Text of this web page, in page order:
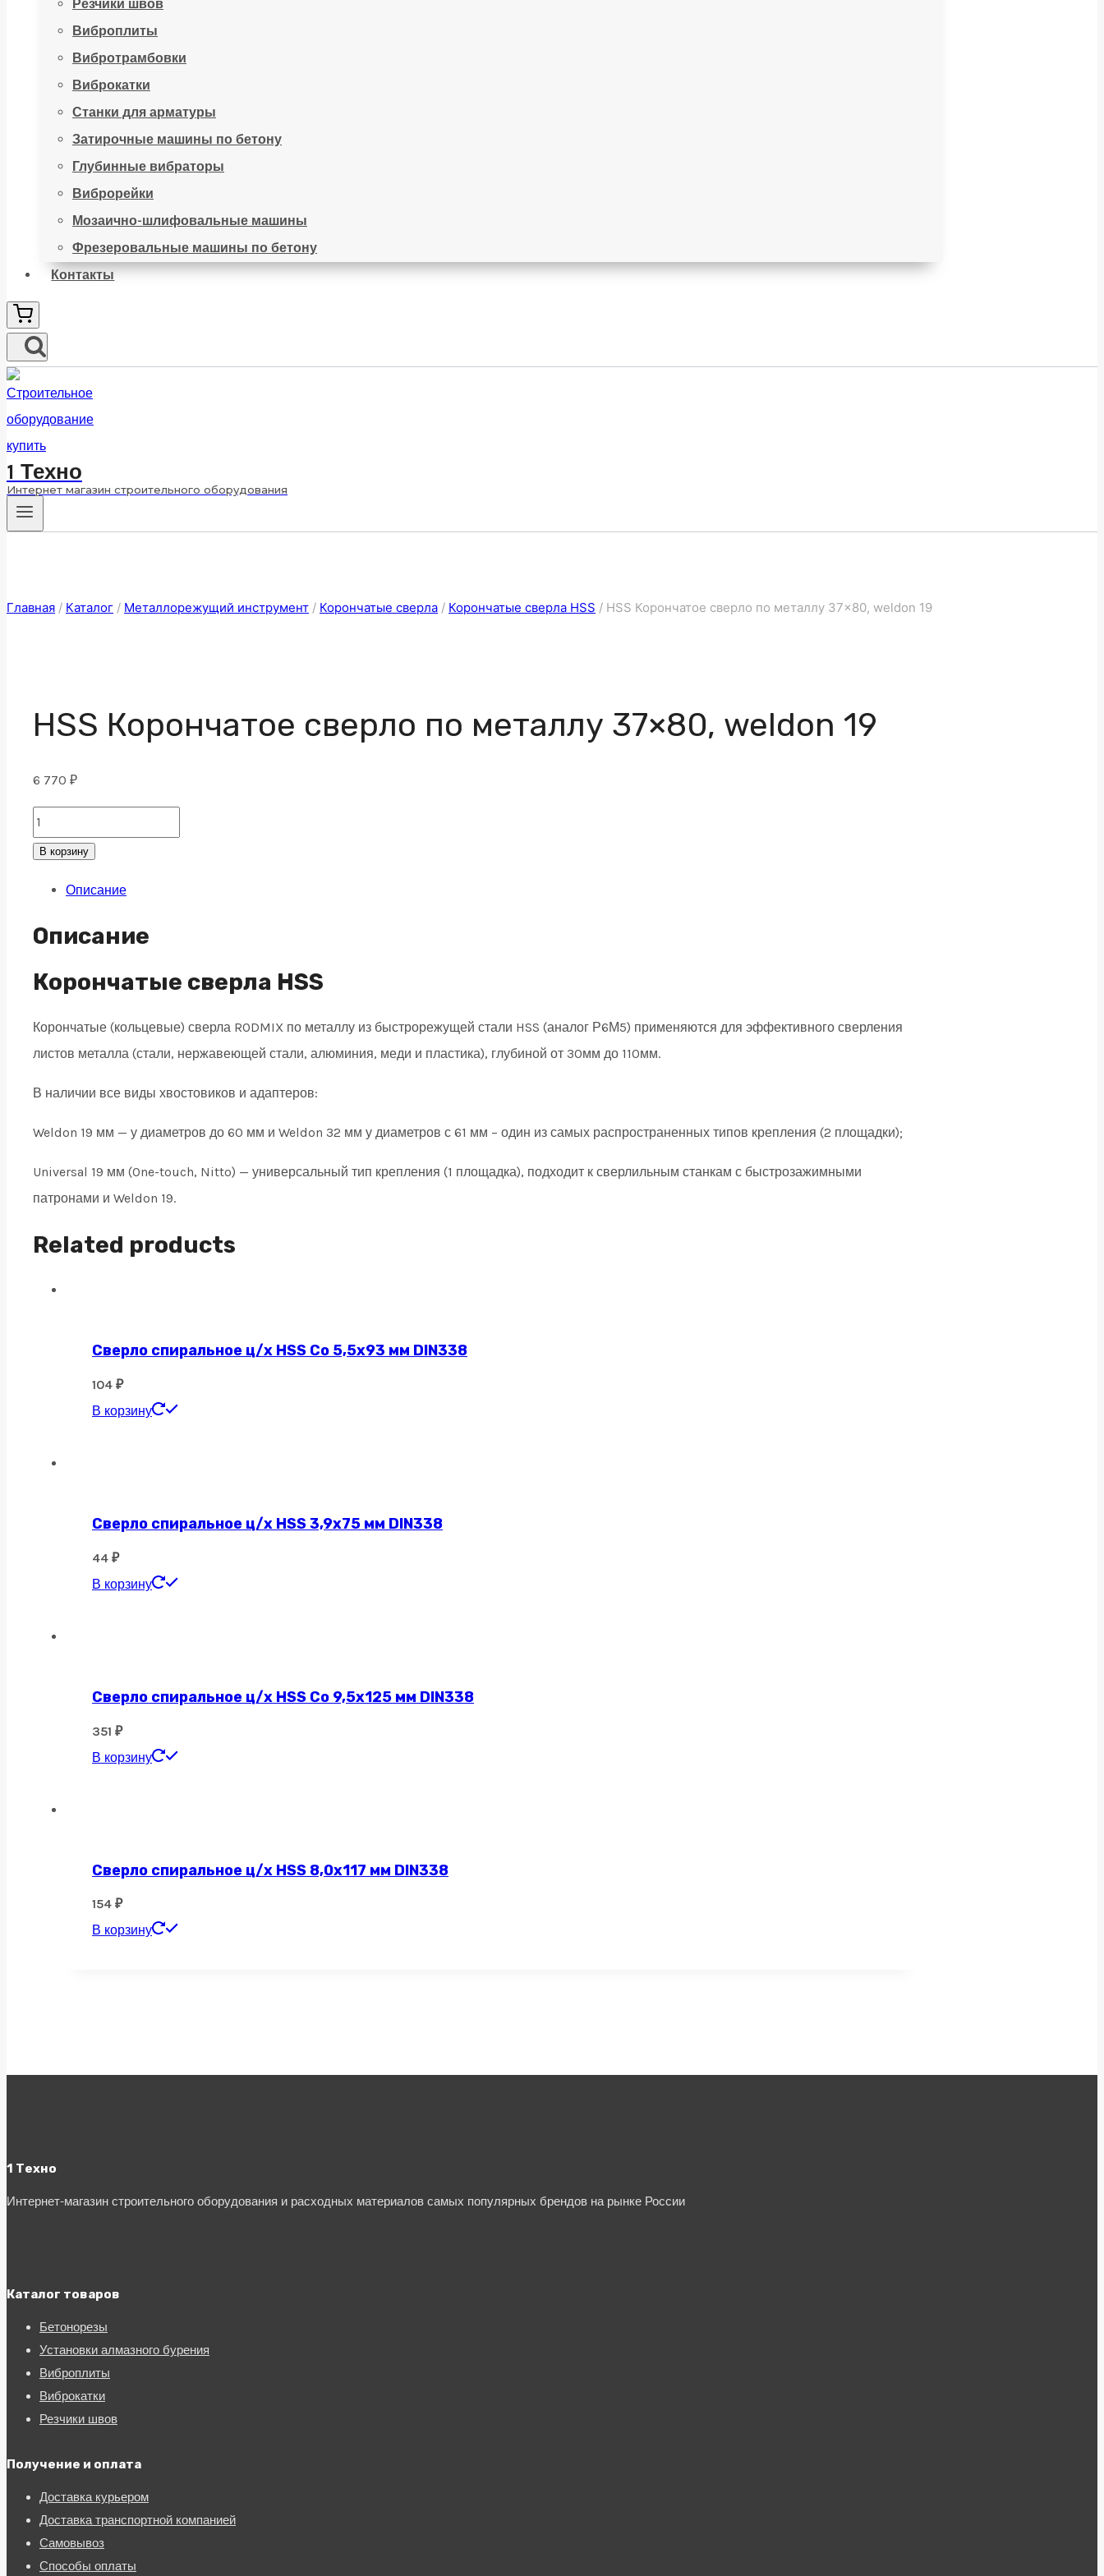
Резчики швов
Виброплиты
Вибротрамбовки
Виброкатки
Станки для арматуры
Затирочные машины по бетону
Глубинные вибраторы
Виброрейки
Мозаично-шлифовальные машины
Фрезеровальные машины по бетону
Контакты
1 Техно
Интернет магазин строительного оборудования
Главная / Каталог / Металлорежущий инструмент / Корончатые сверла / Корончатые сверла HSS / HSS Корончатое сверло по металлу 37×80, weldon 19
HSS Корончатое сверло по металлу 37×80, weldon 19
6 770 ₽
HSS
Корончатое
weldon
quantity
В корзину
Описание
Описание
Корончатые сверла HSS
Корончатые (кольцевые) сверла RODMIX по металлу из быстрорежущей стали HSS (аналог Р6М5) применяются для эффективного сверления
листов металла (стали, нержавеющей стали, алюминия, меди и пластика), глубиной от 30мм до 110мм.
В наличии все виды хвостовиков и адаптеров:
Weldon 19 мм — у диаметров до 60 мм и Weldon 32 мм у диаметров с 61 мм – один из самых распространенных типов крепления (2 площадки);
Universal 19 мм (One-touch, Nitto) — универсальный тип крепления (1 площадка), подходит к сверлильным станкам с быстрозажимными
патронами и Weldon 19.
Related products
Сверло спиральное ц/х HSS Co 5,5х93 мм DIN338
104 ₽
В корзину
Сверло спиральное ц/х HSS 3,9х75 мм DIN338
44 ₽
В корзину
Сверло спиральное ц/х HSS Co 9,5х125 мм DIN338
351 ₽
В корзину
Сверло спиральное ц/х HSS 8,0х117 мм DIN338
154 ₽
В корзину
1 Техно
Интернет-магазин строительного оборудования и расходных материалов самых популярных брендов на рынке России
Каталог товаров
Бетонорезы
Установки алмазного бурения
Виброплиты
Виброкатки
Резчики швов
Получение и оплата
Доставка курьером
Доставка транспортной компанией
Самовывоз
Способы оплаты